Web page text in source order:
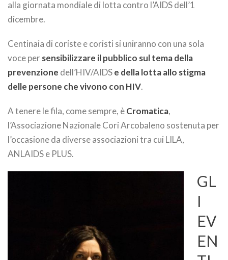
alla giornata mondiale di lotta contro l’AIDS dell’1
dicembre.
Centinaia di coriste e coristi si uniranno con una sola
voce persensibilizzare il pubblico sul tema della
prevenzione dell’HIV/AIDSe della lotta allo stigma
delle persone che vivono con HIV.
A tenere le fila, come sempre, èCromatica,
l’Associazione Nazionale Cori Arcobaleno sostenuta per
l’occasione da diverse associazioni tra cui LILA,
ANLAIDS e PLUS.
GL
I
EV
EN